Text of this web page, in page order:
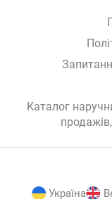
Каталог
продажів,
Україна